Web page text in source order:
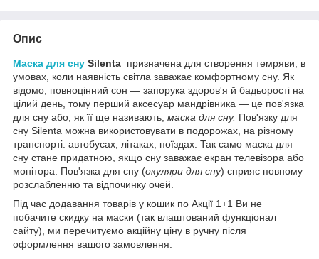
Опис
Маска для сну Silenta призначена для створення темряви, в
умовах, коли наявність світла заважає комфортному сну. Як
відомо, повноцінний сон — запорука здоров'я й бадьорості на
цілий день, тому перший аксесуар мандрівника — це пов'язка
для сну або, як її ще називають, маска для сну. Пов'язку для
сну Silenta можна використовувати в подорожах, на різному
транспорті: автобусах, літаках, поїздах. Так само маска для
сну стане придатною, якщо сну заважає екран телевізора або
монітора. Пов'язка для сну (окуляри для сну) сприяє повному
розслабленню та відпочинку очей.
Під час додавання товарів у кошик по Акції 1+1 Ви не
побачите скидку на маски (так влаштований функціонал
сайту), ми перечитуємо акційну ціну в ручну після
оформлення вашого замовлення.